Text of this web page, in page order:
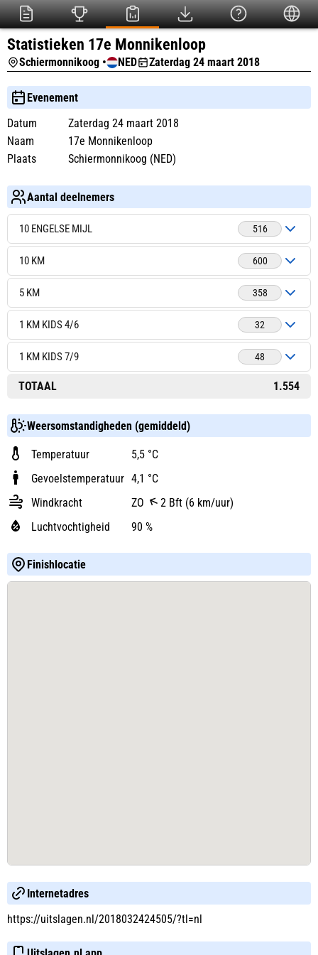
Statistieken 17e Monnikenloop
Schiermonnikoog • NED Zaterdag 24 maart 2018
Evenement
Datum
Zaterdag 24 maart 2018
Naam
17e Monnikenloop
Plaats
Schiermonnikoog (NED)
Aantal deelnemers
10 ENGELSE MIJL 516
10 KM 600
5 KM 358
1 KM KIDS 4/6 32
1 KM KIDS 7/9 48
TOTAAL 1.554
Weersomstandigheden (gemiddeld)
Temperatuur
5,5 °C
Gevoelstemperatuur 4,1 °C
Windkracht
ZO
2 Bft (6 km/uur)
Luchtvochtigheid
90 %
Finishlocatie
Internetadres
https://uitslagen.nl/2018032424505/?tl=nl